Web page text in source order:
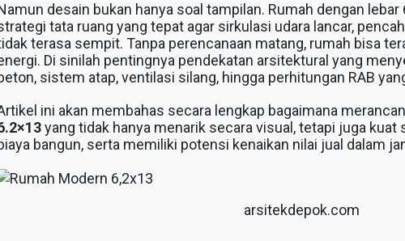
desain bukan hanya soal tampilan. Rumah dengan
tata ruang yang tepat agar sirkulasi udara lancar,
terasa sempit. Tanpa perencanaan matang, rumah bisa
Di sinilah pentingnya pendekatan arsitektural yang
sistem atap, ventilasi silang, hingga perhitungan RAB
ini akan membahas secara lengkap bagaimana
yang tidak hanya menarik secara visual, tetapi juga kuat
bangun, serta memiliki potensi kenaikan nilai jual dalam
arsitekdepok.com